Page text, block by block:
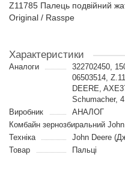
Z11785 Палець подвійний
Original / Rasspe
Характеристики
Аналоги
322702450,
06503514,
DEERE,
Schumacher,
Виробник
АНАЛОГ
Комбайн зернозбиральний
Техніка
John Deere
Товар
Пальці